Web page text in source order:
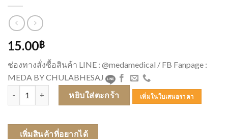
15.00฿
ช่องทางสั่งซื้อสินค้า LINE : @medamedical / FB Fanpage :
MEDA BY CHULABHESAJ
จำนวน SCALPVEIN 25 G x 3/4 ชิ้น
หยิบใส่ตะกร้า เพิ่มในใบเสนอราคา
เพิ่มสินค้าที่อยากได้